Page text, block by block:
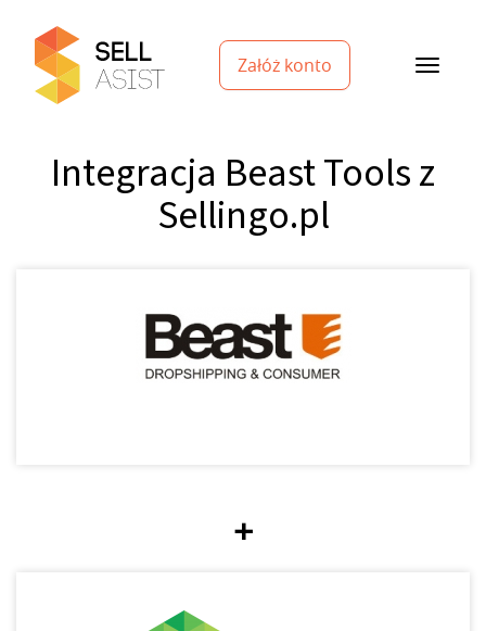
Załóż konto
Integracja Beast Tools z
Sellingo.pl
+